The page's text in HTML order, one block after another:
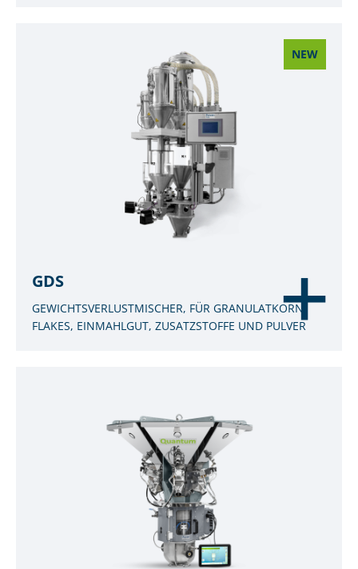
NEW
GDS
GEWICHTSVERLUSTMISCHER, FÜR GRANULATKORN,
FLAKES, EINMAHLGUT, ZUSATZSTOFFE UND PULVER